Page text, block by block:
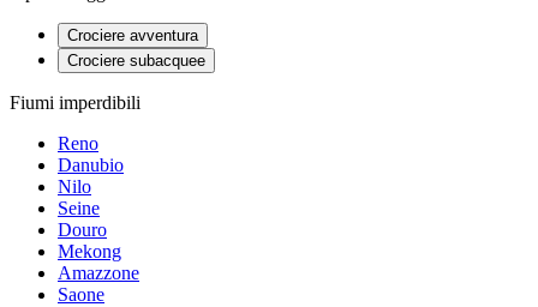
Crociere avventura
Crociere subacquee
Fiumi imperdibili
Reno
Danubio
Nilo
Seine
Douro
Mekong
Amazzone
Saone